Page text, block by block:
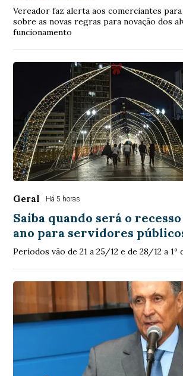
Vereador faz alerta aos comerciantes
sobre as novas regras para novação dos
funcionamento
Geral Há 5 horas
Saiba quando será o
ano para servidores
Períodos vão de 21 a 25/12 e de 28/12 a 1º